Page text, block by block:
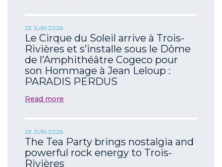
23 JUIN 2026
Le Cirque du Soleil arrive à Trois-
Rivières et s’installe sous le Dôme
de l’Amphithéâtre Cogeco pour
son Hommage à Jean Leloup :
PARADIS PERDUS
Read more
23 JUIN 2026
The Tea Party brings nostalgia and
powerful rock energy to Trois-
Rivières